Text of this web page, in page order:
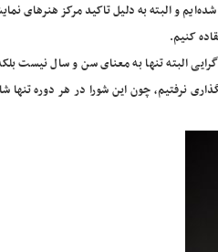
و البته به دلیل تاکید مرکز هنرهای
کنیم.
البته تنها به معنای سن و سال نیست
نرفتیم، چون این شورا در هر دوره تنها